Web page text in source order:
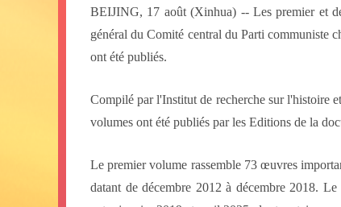
BEIJING, 17 août (Xinhua) -- Les premier et
général du Comité central du Parti communiste
ont été publiés.
Compilé par l'Institut de recherche sur l'histoire
volumes ont été publiés par les Editions de la
Le premier volume rassemble 73 œuvres
datant de décembre 2012 à décembre 2018.